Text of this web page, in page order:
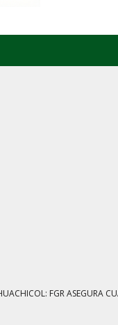
4 DE AGOSTO: CINCO